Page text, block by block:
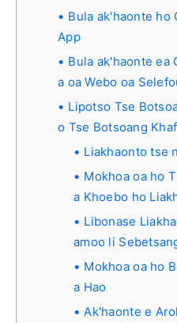
Bula ak'haonte ho
App
Bula ak'haonte ea
a oa Webo oa
Lipotso Tse
o Tse Botsoang
Liakhaonto tse
Mokhoa oa ho
a Khoebo ho
Libonase
amoo li
Mokhoa oa ho
a Hao
Ak'haonte e